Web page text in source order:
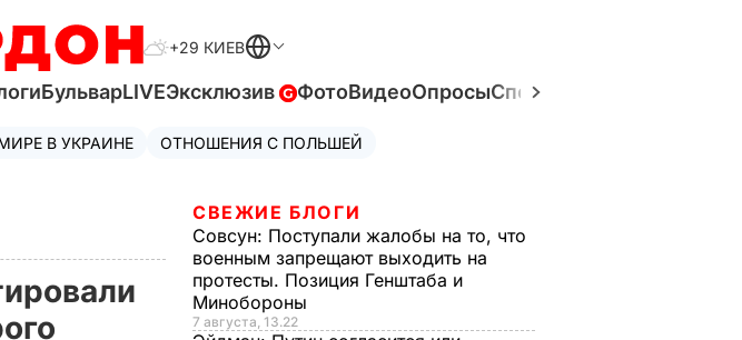
+29 КИЕВ
БульварLIVEЭксклюзив ФотоВидеоОпросыСпецпроекты
В УКРАИНЕ ОТНОШЕНИЯ С ПОЛЬШЕЙ
СВЕЖИЕ БЛОГИ
Совсун: Поступали жалобы на то, что
военным запрещают выходить на
протесты. Позиция Генштаба и
Минобороны
7 августа, 13.22